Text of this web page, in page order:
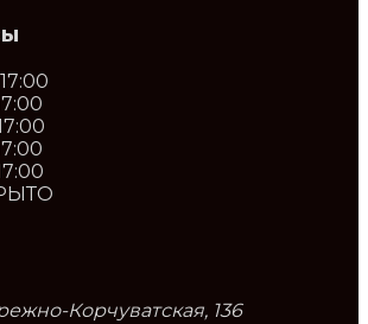
Корчуватская, 136